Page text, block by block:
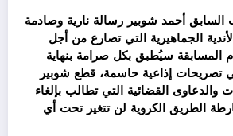
السابق أحمد شوبير رسالة نارية وصادمة
الجماهيرية التي تصارع من أجل
المسابقة سيُطبق بكل صرامة بنهاية
تصريحات إذاعية حاسمة، قطع شوبير
والدعاوى القضائية التي تطالب بإلغاء
الطريق الكروية لن تتغير تحت أي